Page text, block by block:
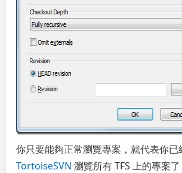
你只要能夠正常瀏覽專案，就代表你已
TortoiseSVN 瀏覽所有 TFS 上的專案了